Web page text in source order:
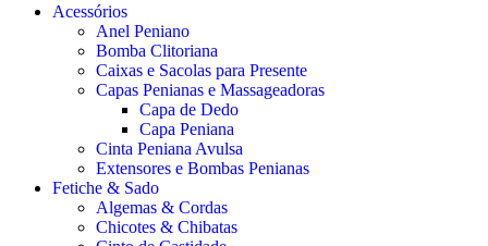
Acessórios
Anel Peniano
Bomba Clitoriana
Caixas e Sacolas para Presente
Capas Penianas e Massageadoras
Capa de Dedo
Capa Peniana
Cinta Peniana Avulsa
Extensores e Bombas Penianas
Fetiche & Sado
Algemas & Cordas
Chicotes & Chibatas